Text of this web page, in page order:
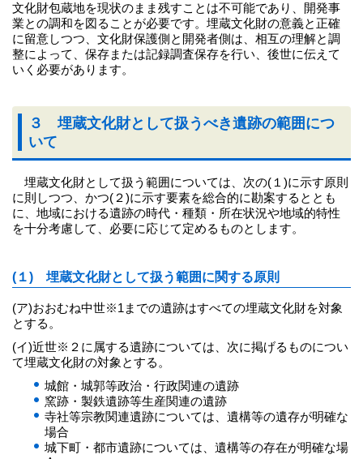
文化財包蔵地を現状のまま残すことは不可能であり、開発事
業との調和を図ることが必要です。埋蔵文化財の意義と正確
に留意しつつ、文化財保護側と開発者側は、相互の理解と調
整によって、保存または記録調査保存を行い、後世に伝えて
いく必要があります。
３ 埋蔵文化財として扱うべき遺跡の範囲につ
いて
埋蔵文化財として扱う範囲については、次の(１)に示す原則
に則しつつ、かつ(２)に示す要素を総合的に勘案するととも
に、地域における遺跡の時代・種類・所在状況や地域的特性
を十分考慮して、必要に応じて定めるものとします。
(１) 埋蔵文化財として扱う範囲に関する原則
(ア)おおむね中世※1までの遺跡はすべての埋蔵文化財を対象
とする。
(イ)近世※２に属する遺跡については、次に掲げるものについ
て埋蔵文化財の対象とする。
城館・城郭等政治・行政関連の遺跡
窯跡・製鉄遺跡等生産関連の遺跡
寺社等宗教関連遺跡については、遺構等の遺存が明確な
場合
城下町・都市遺跡については、遺構等の存在が明確な場